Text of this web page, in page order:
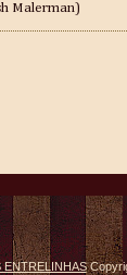
Malerman)
ENTRELINHAS